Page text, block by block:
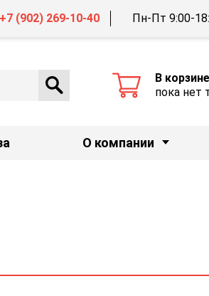
О компании
+7 (902) 269-10-40 Пн-Пт 9:00-
В корзине
пока нет